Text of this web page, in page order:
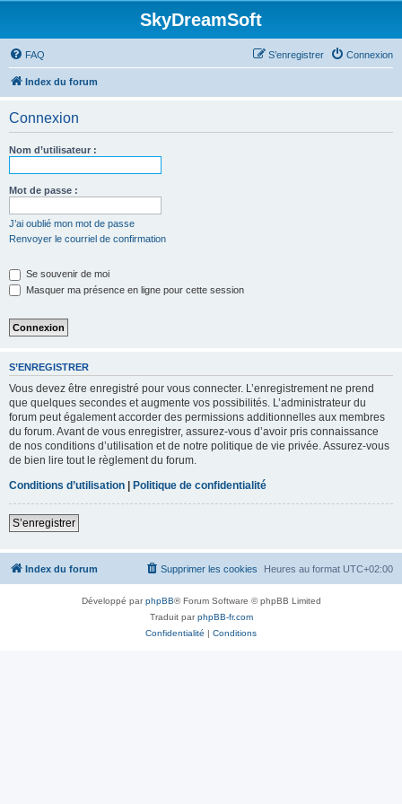
SkyDreamSoft
FAQ Connexion
S’enregistrer
Index du forum
Connexion
Nom d’utilisateur :
Mot de passe :
J’ai oublié mon mot de passe
Renvoyer le courriel de confirmation
Se souvenir de moi
Masquer ma présence en ligne pour cette session
S’ENREGISTRER
Vous devez être enregistré pour vous connecter. L’enregistrement ne prend
que quelques secondes et augmente vos possibilités. L’administrateur du
forum peut également accorder des permissions additionnelles aux membres
du forum. Avant de vous enregistrer, assurez-vous d’avoir pris connaissance
de nos conditions d’utilisation et de notre politique de vie privée. Assurez-vous
de bien lire tout le règlement du forum.
Conditions d’utilisation | Politique de confidentialité
S’enregistrer
Index du forum Heures au format UTC+02:00
Supprimer les cookies
Développé parphpBB® Forum Software © phpBB Limited
Traduit parphpBB-fr.com
Confidentialité | Conditions